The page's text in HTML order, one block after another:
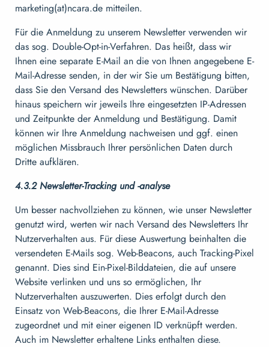
marketing(at)ncara.de mitteilen.
Für die Anmeldung zu unserem Newsletter verwenden wir
das sog. Double-Opt-in-Verfahren. Das heißt, dass wir
Ihnen eine separate E-Mail an die von Ihnen angegebene E-
Mail-Adresse senden, in der wir Sie um Bestätigung bitten,
dass Sie den Versand des Newsletters wünschen. Darüber
hinaus speichern wir jeweils Ihre eingesetzten IP-Adressen
und Zeitpunkte der Anmeldung und Bestätigung. Damit
können wir Ihre Anmeldung nachweisen und ggf. einen
möglichen Missbrauch Ihrer persönlichen Daten durch
Dritte aufklären.
4.3.2 Newsletter-Tracking und -analyse
Um besser nachvollziehen zu können, wie unser Newsletter
genutzt wird, werten wir nach Versand des Newsletters Ihr
Nutzerverhalten aus. Für diese Auswertung beinhalten die
versendeten E-Mails sog. Web-Beacons, auch Tracking-Pixel
genannt. Dies sind Ein-Pixel-Bilddateien, die auf unsere
Website verlinken und uns so ermöglichen, Ihr
Nutzerverhalten auszuwerten. Dies erfolgt durch den
Einsatz von Web-Beacons, die Ihrer E-Mail-Adresse
zugeordnet und mit einer eigenen ID verknüpft werden.
Auch im Newsletter erhaltene Links enthalten diese.